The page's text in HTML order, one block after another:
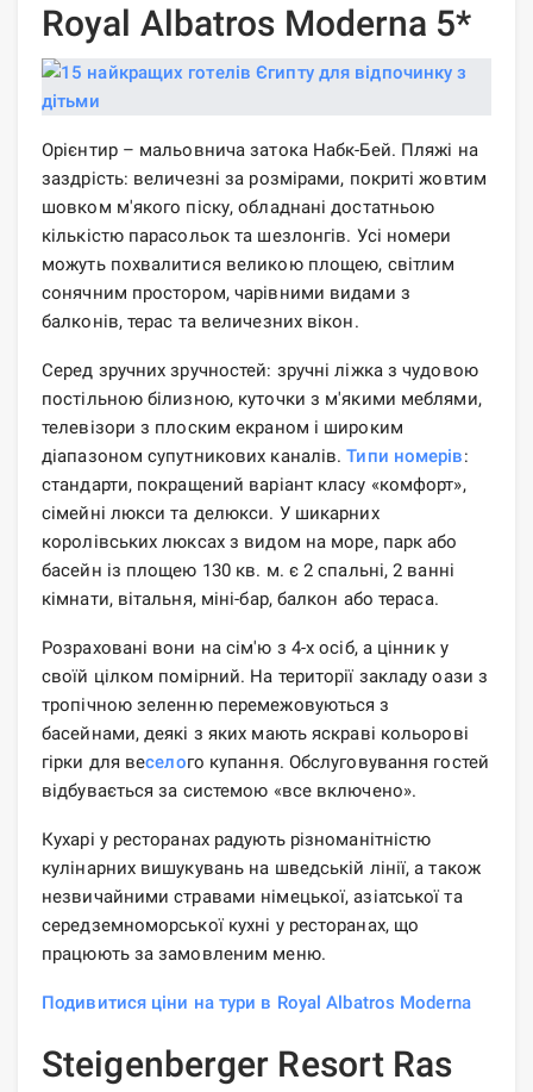
Royal Albatros Moderna 5*
Орієнтир – мальовнича затока Набк-Бей. Пляжі на
заздрість: величезні за розмірами, покриті жовтим
шовком м'якого піску, обладнані достатньою
кількістю парасольок та шезлонгів. Усі номери
можуть похвалитися великою площею, світлим
сонячним простором, чарівними видами з
балконів, терас та величезних вікон.
Серед зручних зручностей: зручні ліжка з чудовою
постільною білизною, куточки з м'якими меблями,
телевізори з плоским екраном і широким
діапазоном супутникових каналів.Типи номерів:
стандарти, покращений варіант класу «комфорт»,
сімейні люкси та делюкси. У шикарних
королівських люксах з видом на море, парк або
басейн із площею 130 кв. м. є 2 спальні, 2 ванні
кімнати, вітальня, міні-бар, балкон або тераса.
Розраховані вони на сім'ю з 4-х осіб, а цінник у
своїй цілком помірний. На території закладу оази з
тропічною зеленню перемежовуються з
басейнами, деякі з яких мають яскраві кольорові
гірки для веселого купання. Обслуговування гостей
відбувається за системою «все включено».
Кухарі у ресторанах радують різноманітністю
кулінарних вишукувань на шведській лінії, а також
незвичайними стравами німецької, азіатської та
середземноморської кухні у ресторанах, що
працюють за замовленим меню.
Подивитися ціни на тури в Royal Albatros Moderna
Steigenberger Resort Ras